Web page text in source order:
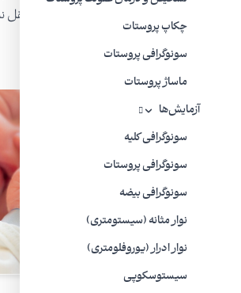
چکاپ پروستات
سونوگرافی پروستات
ماساژ پروستات
آزمایش‌ها
سونوگرافی کلیه
سونوگرافی پروستات
سونوگرافی بیضه
نوار مثانه (سیستومتری)
نوار ادرار (یوروفلومتری)
سیستوسکوپی
به نواحی فوقانی دستگاه ادراری و کلیه‌ها منتقل